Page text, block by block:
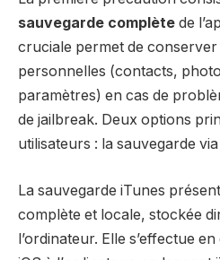
sauvegarde complète de
cruciale permet de conserver
personnelles (contacts,
paramètres) en cas de
de jailbreak. Deux options
utilisateurs : la sauvegarde
La sauvegarde iTunes
complète et locale, stockée
l’ordinateur. Elle s’effectue